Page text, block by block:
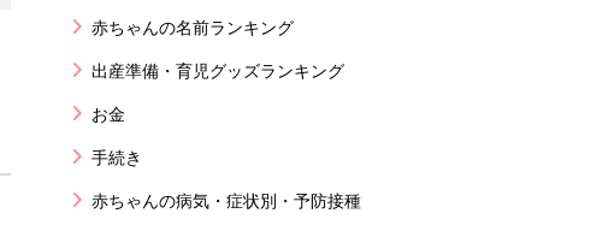
赤ちゃんの名前ランキング
出産準備・育児グッズランキング
お金
手続き
赤ちゃんの病気・症状別・予防接種